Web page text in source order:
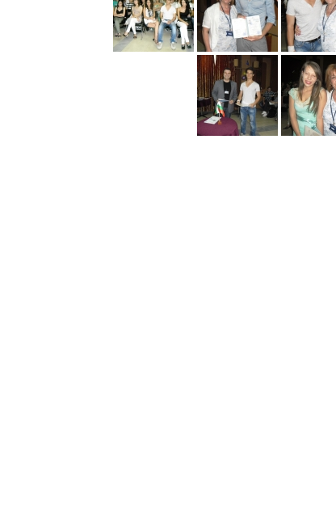
Константин
Преславски"